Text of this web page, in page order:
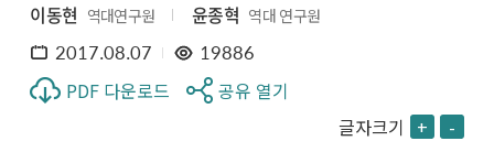
이동현 역대연구원 윤종혁 역대 연구원
2017.08.07 19886
PDF 다운로드
공유 열기
글자크기 + -